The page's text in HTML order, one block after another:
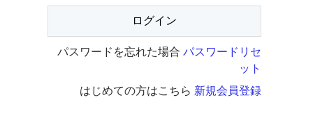
パスワードを忘れた場合 パスワードリセ
ット
はじめての方はこちら 新規会員登録